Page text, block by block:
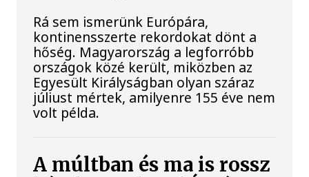
Rá sem ismerünk Európára,
kontinensszerte rekordokat dönt a
hőség. Magyarország a legforróbb
országok közé került, miközben az
Egyesült Királyságban olyan száraz
júliust mértek, amilyenre 155 éve nem
volt példa.
A múltban és ma is rossz